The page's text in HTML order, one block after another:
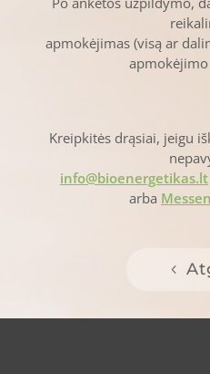
apmokėjimas(visą ar
apmokėjimo
Kreipkitės drąsiai, jeigu
info@bioenergetikas.lt
arba